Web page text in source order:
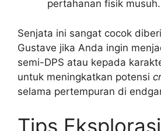
pertahanan fisik musuh.
Senjata ini sangat cocok
Gustave jika Anda ingin
semi-DPS atau kepada
untuk meningkatkan potensi
selama pertempuran di
Tips Eksplorasi